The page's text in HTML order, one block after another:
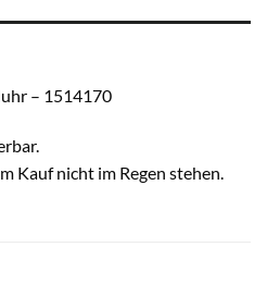
– 1514170
Kauf nicht im Regen stehen.